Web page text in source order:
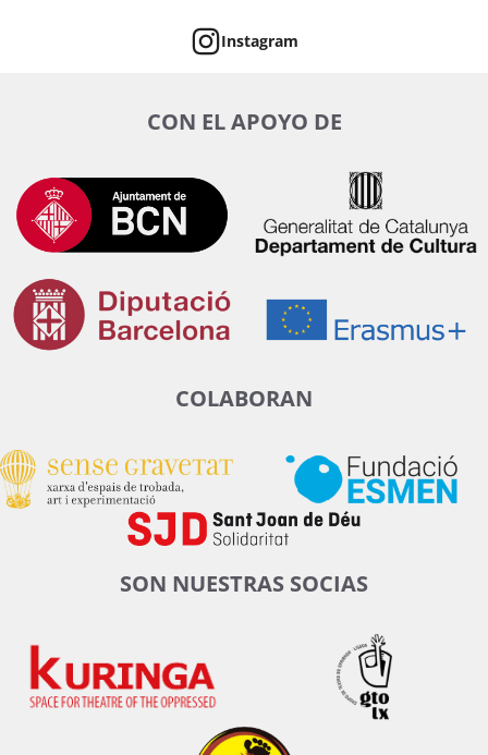
Instagram
CON EL APOYO DE
COLABORAN
SON NUESTRAS SOCIAS